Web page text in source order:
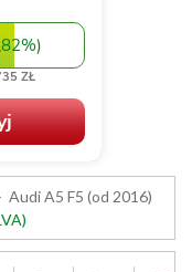
Audi A5 F5 (od 2016)